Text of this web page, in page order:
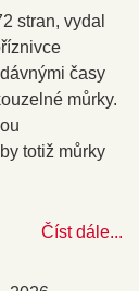
stran, vydal
časy
můrky.
totiž můrky
Číst dále...